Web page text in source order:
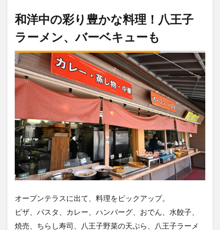
和洋中の彩り豊かな料理！八王子
ラーメン、バーベキューも
オープンテラスに出て、料理をピックアップ。
ピザ、パスタ、カレー、ハンバーグ、おでん、水餃子、
焼売、ちらし寿司、八王子野菜の天ぷら、八王子ラーメ